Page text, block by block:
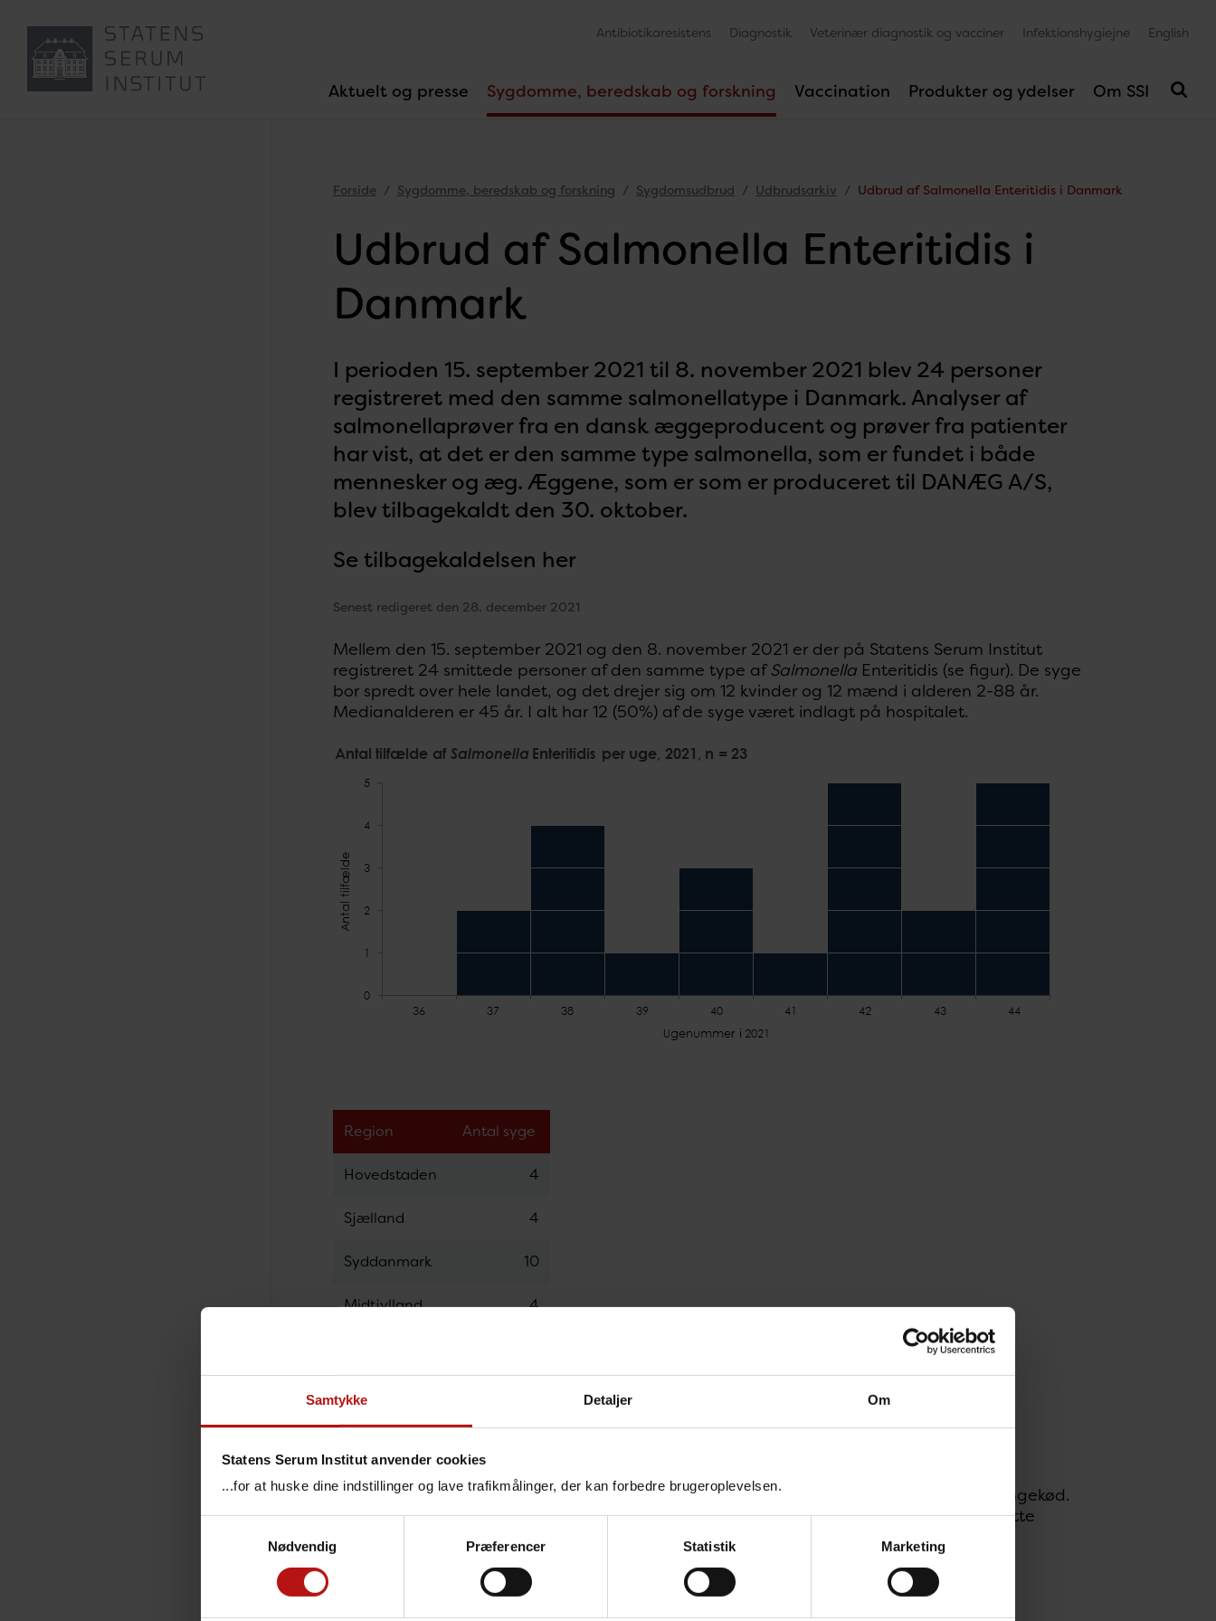
Samtykke Detaljer Om
Statens Serum Institut anvender cookies
...for at huske dine indstillinger og lave trafikmålinger, der kan forbedre brugeroplevelsen.
Nødvendig
Præferencer Statistik Marketing
Aktuelt og presse Sygdomme, beredskab og forskning Vaccination Produkter og ydelser Om SSI
Antibiotikaresistens Diagnostik Veterinær diagnostik og vacciner Infektionshygiejne English
Forside Sygdomme, beredskab og forskning Sygdomsudbrud Udbrudsarkiv Udbrud af Salmonella Enteritidis i Danmark
Udbrud af Salmonella Enteritidis i
Danmark
I perioden 15. september 2021 til 8. november 2021 blev 24 personer
registreret med den samme salmonellatype i Danmark. Analyser af
salmonellaprøver fra en dansk æggeproducent og prøver fra patienter
har vist, at det er den samme type salmonella, som er fundet i både
mennesker og æg. Æggene, som er som er produceret til DANÆG A/S,
blev tilbagekaldt den 30. oktober.
Se tilbagekaldelsen her
Senest redigeret den 28. december 2021
Mellem den 15. september 2021 og den 8. november 2021 er der på Statens Serum Institut
registreret 24 smittede personer af den samme type afSalmonella Enteritidis (se figur). De syge
bor spredt over hele landet, og det drejer sig om 12 kvinder og 12 mænd i alderen 2-88 år.
Medianalderen er 45 år. I alt har 12 (50%) af de syge været indlagt på hospitalet.
Region Antal syge
Hovedstaden 4
Sjælland 4
Syddanmark 10
Midtjylland 4
I alt
Smittekilden
SalmonellaEnteritidis findes især hos høns og kyllinger og smitter typisk via æg og kyllingekød.
Udbrudsefterforskningen viser, at danske æg produceret til DANÆG er smittekilde til dette
Se tilbagekaldelsen her.